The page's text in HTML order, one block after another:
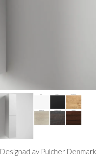
Designad av Pulcher Denmark